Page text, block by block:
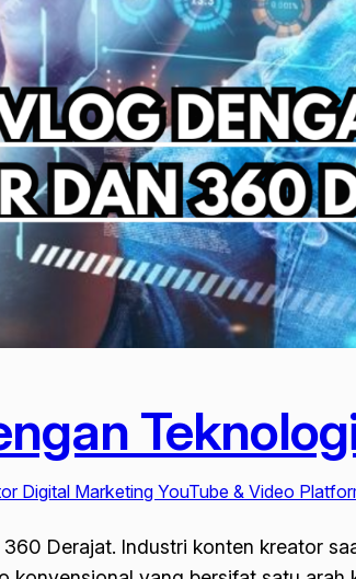
Digital Marketing YouTube & Video
Derajat. Industri konten kreator